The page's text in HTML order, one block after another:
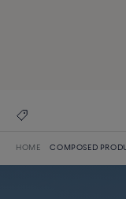
HOME COMPOSED